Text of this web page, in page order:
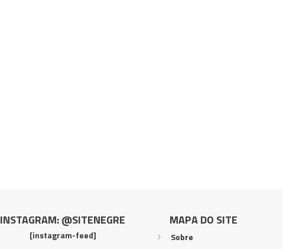
INSTAGRAM: @SITENEGRE
[instagram-feed]
MAPA DO SITE
Sobre